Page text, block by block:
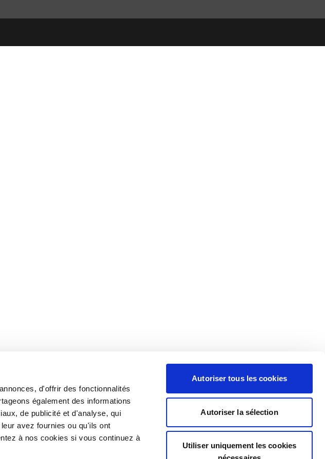
d'offrir des fonctionnalités
également des informations
de publicité et d'analyse, qui
avez fournies ou qu'ils ont
à nos cookies si vous continuez à
Autoriser tous les cookies
Autoriser la sélection
Utiliser uniquement les cookies